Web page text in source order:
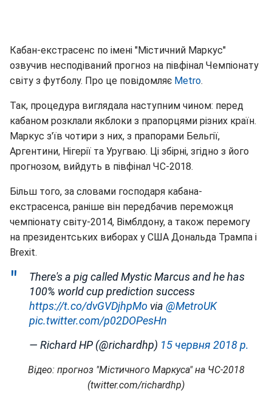
Кабан-екстрасенс по імені "Містичний Маркус"
озвучив несподіваний прогноз на півфінал Чемпіонату
світу з футболу. Про це повідомляє Metro.
Так, процедура виглядала наступним чином: перед
кабаном розклали якблоки з прапорцями різних країн.
Маркус з'їв чотири з них, з прапорами Бельгії,
Аргентини, Нігерії та Уругваю. Ці збірні, згідно з його
прогнозом, вийдуть в півфінал ЧС-2018.
Більш того, за словами господаря кабана-
екстрасенса, раніше він передбачив переможця
чемпіонату світу-2014, Вімблдону, а також перемогу
на президентських виборах у США Дональда Трампа і
Brexit.
There's a pig called Mystic Marcus and he has
100% world cup prediction success
https://t.co/dvGVDjhpMo via @MetroUK
pic.twitter.com/p02DOPesHn
— Richard HP (@richardhp) 15 червня 2018 р.
Відео: прогноз "Містичного Маркуса" на ЧС-2018
(twitter.com/richardhp)